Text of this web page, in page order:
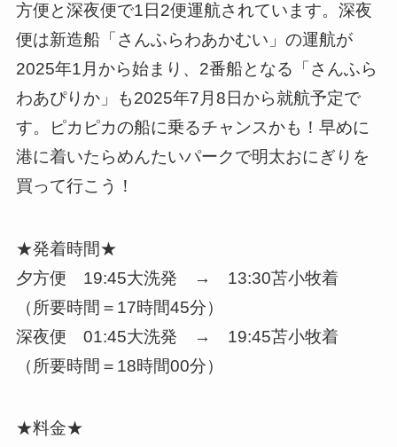
方便と深夜便で1日2便運航されています。深夜
便は新造船「さんふらわあかむい」の運航が
2025年1月から始まり、2番船となる「さんふら
わあぴりか」も2025年7月8日から就航予定で
す。ピカピカの船に乗るチャンスかも！早めに
港に着いたらめんたいパークで明太おにぎりを
買って行こう！
★発着時間★
夕方便 19:45大洗発 → 13:30苫小牧着
（所要時間＝17時間45分）
深夜便 01:45大洗発 → 19:45苫小牧着
（所要時間＝18時間00分）
★料金★